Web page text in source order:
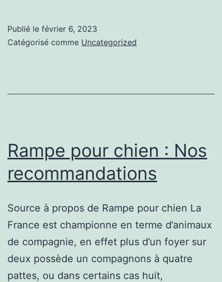
à
Publié le février 6, 2023
Catégorisé comme Uncategorized
Rampe pour chien : Nos
recommandations
Source à propos de Rampe pour chien La
France est championne en terme d’animaux
de compagnie, en effet plus d’un foyer sur
deux possède un compagnons à quatre
pattes, ou dans certains cas huit,